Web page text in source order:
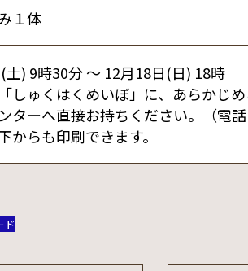
１体
土) 9時30分 ～ 12月18日(日) 18時
しゅくはくめいぼ」に、あらかじめ
ターへ直接お持ちください。（電話
からも印刷できます。
ド